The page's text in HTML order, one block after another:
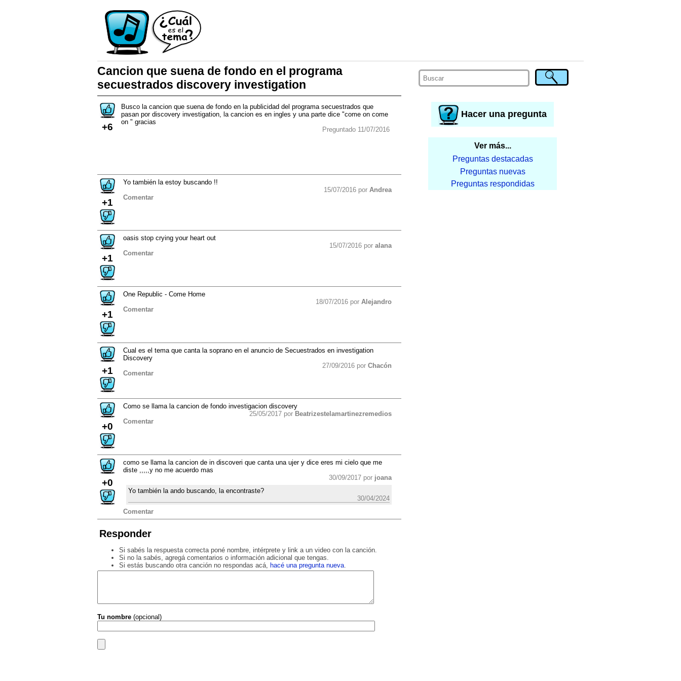
Hacer una pregunta
Ver más...
Preguntas destacadas
Preguntas nuevas
Preguntas respondidas
Cancion que suena de fondo en el programa
secuestrados discovery investigation
+6
Busco la cancion que suena de fondo en la publicidad del programa secuestrados que
pasan por discovery investigation, la cancion es en ingles y una parte dice "come on come
on " gracias
Preguntado 11/07/2016
+1
Yo también la estoy buscando !!
15/07/2016 por Andrea
Comentar
+1
oasis stop crying your heart out
15/07/2016 por alana
Comentar
+1
One Republic - Come Home
18/07/2016 por Alejandro
Comentar
+1
Cual es el tema que canta la soprano en el anuncio de Secuestrados en investigation
Discovery
27/09/2016 por Chacón
Comentar
+0
Como se llama la cancion de fondo investigacion discovery
25/05/2017 por Beatrizestelamartinezremedios
Comentar
+0
como se llama la cancion de in discoveri que canta una ujer y dice eres mi cielo que me
diste ,,,,,y no me acuerdo mas
30/09/2017 por joana
Yo también la ando buscando, la encontraste?
30/04/2024
Comentar
Responder
Si sabés la respuesta correcta poné nombre, intérprete y link a un video con la canción.
Si no la sabés, agregá comentarios o información adicional que tengas.
Si estás buscando otra canción no respondas acá, hacé una pregunta nueva.
Tu nombre (opcional)